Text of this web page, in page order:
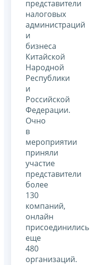
представители
налоговых
администраций
и
бизнеса
Китайской
Народной
Республики
и
Российской
Федерации.
Очно
в
мероприятии
приняли
участие
представители
более
130
компаний,
онлайн
присоединились
еще
480
организаций.